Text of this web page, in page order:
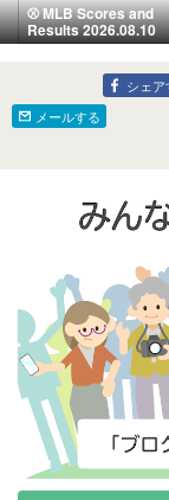
⚾️ MLB Scores and
Results 2026.08.10
シェア
メールする